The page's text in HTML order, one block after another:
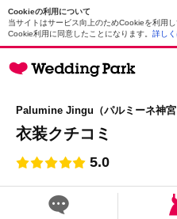
Cookieの利用について
当サイトはサービス向上のためCookieを利用
Cookie利用に同意したことになります。 詳し
Palumine Jingu（パルミーネ神宮
衣装クチコミ
5.0